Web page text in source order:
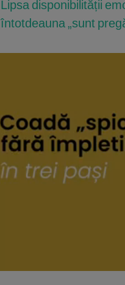
Lipsa disponibilității
întotdeauna „sunt